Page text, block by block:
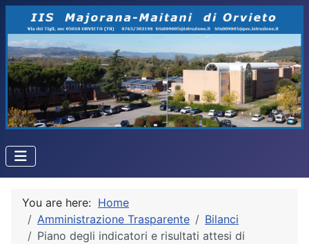
You are here: Home
Amministrazione Trasparente
Bilanci
Piano degli indicatori e risultati attesi di